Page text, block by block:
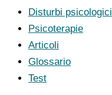
Disturbi psicologici
Psicoterapie
Articoli
Glossario
Test